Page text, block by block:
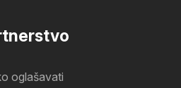
oglašavati